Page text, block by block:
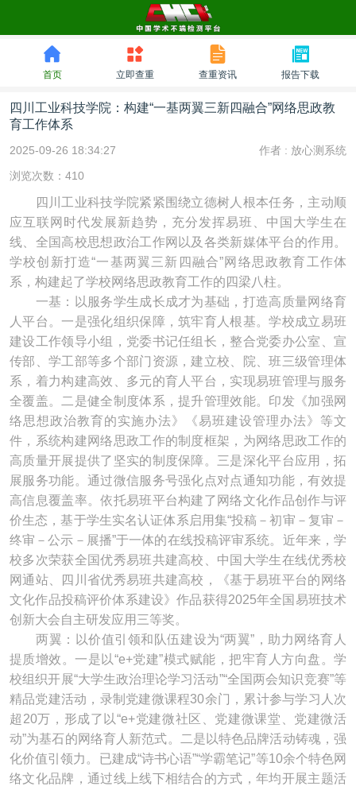
首页 立即查重 查重资讯 报告下载
四川工业科技学院：构建“一基两翼三新四融合”网络思政教
育工作体系
2025-09-26 18:34:27 作者 : 放心测系统
浏览次数：410
四川工业科技学院紧紧围绕立德树人根本任务，主动顺
应互联网时代发展新趋势，充分发挥易班、中国大学生在
线、全国高校思想政治工作网以及各类新媒体平台的作用。
学校创新打造“一基两翼三新四融合”网络思政教育工作体
系，构建起了学校网络思政教育工作的四梁八柱。
一基：以服务学生成长成才为基础，打造高质量网络育
人平台。一是强化组织保障，筑牢育人根基。学校成立易班
建设工作领导小组，党委书记任组长，整合党委办公室、宣
传部、学工部等多个部门资源，建立校、院、班三级管理体
系，着力构建高效、多元的育人平台，实现易班管理与服务
全覆盖。二是健全制度体系，提升管理效能。印发《加强网
络思想政治教育的实施办法》《易班建设管理办法》等文
件，系统构建网络思政工作的制度框架，为网络思政工作的
高质量开展提供了坚实的制度保障。三是深化平台应用，拓
展服务功能。通过微信服务号强化点对点通知功能，有效提
高信息覆盖率。依托易班平台构建了网络文化作品创作与评
价生态，基于学生实名认证体系启用集“投稿－初审－复审－
终审－公示－展播”于一体的在线投稿评审系统。近年来，学
校多次荣获全国优秀易班共建高校、中国大学生在线优秀校
网通站、四川省优秀易班共建高校，《基于易班平台的网络
文化作品投稿评价体系建设》作品获得2025年全国易班技术
创新大会自主研发应用三等奖。
两翼：以价值引领和队伍建设为“两翼”，助力网络育人
提质增效。一是以“e+党建”模式赋能，把牢育人方向盘。学
校组织开展“大学生政治理论学习活动”“全国两会知识竞赛”等
精品党建活动，录制党建微课程30余门，累计参与学习人次
超20万，形成了以“e+党建微社区、党建微课堂、党建微活
动”为基石的网络育人新范式。二是以特色品牌活动铸魂，强
化价值引领力。已建成“诗书心语”“学霸笔记”等10余个特色网
络文化品牌，通过线上线下相结合的方式，年均开展主题活